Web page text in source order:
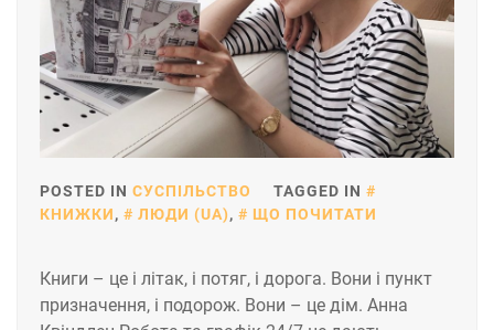
POSTED IN СУСПІЛЬСТВО
TAGGED IN
КНИЖКИ, ЛЮДИ (UA), ЩО ПОЧИТАТИ
Книги – це і літак, і потяг, і дорога. Вони і пункт
призначення, і подорож. Вони – це дім. Анна